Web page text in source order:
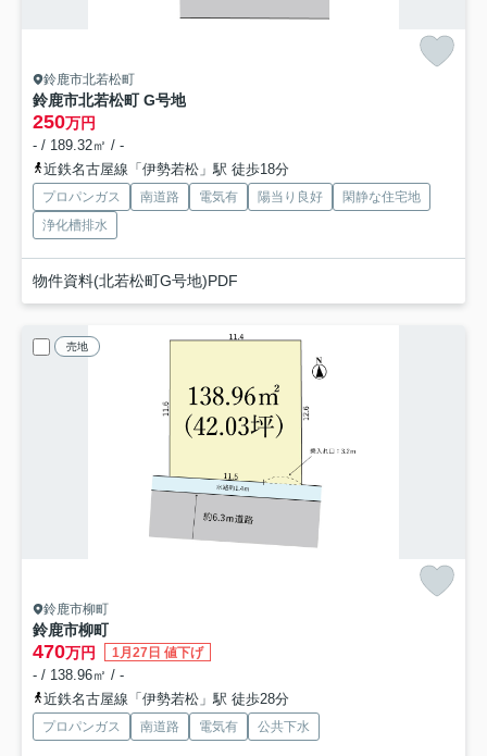
鈴鹿市北若松町
鈴鹿市北若松町 G号地
250万円
- / 189.32㎡ / -
近鉄名古屋線「伊勢若松」駅 徒歩18分
プロパンガス 南道路 電気有 陽当り良好
閑静な住宅地
浄化槽排水
物件資料(北若松町G号地)PDF
売地
鈴鹿市柳町
鈴鹿市柳町
470万円 1月27日 値下げ
- / 138.96㎡ / -
近鉄名古屋線「伊勢若松」駅 徒歩28分
プロパンガス 南道路 電気有 公共下水